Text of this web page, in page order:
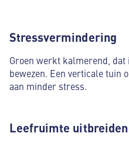
Stressvermindering
Groen werkt kalmerend,
bewezen. Een verticale tuin
aan minder stress.
Leefruimte uitbreiden